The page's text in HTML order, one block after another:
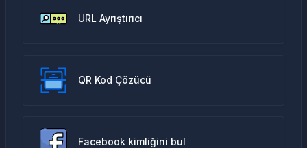
URL Ayrıştırıcı
QR Kod Çözücü
Facebook kimliğini bul